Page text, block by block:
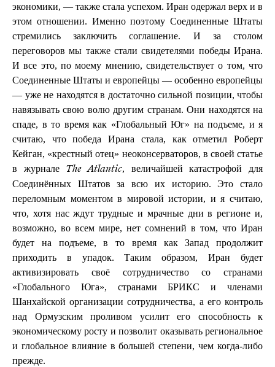
экономики, — также стала успехом. Иран одержал верх и в
этом отношении. Именно поэтому Соединенные Штаты
стремились заключить соглашение. И за столом
переговоров мы также стали свидетелями победы Ирана.
И все это, по моему мнению, свидетельствует о том, что
Соединенные Штаты и европейцы — особенно европейцы
— уже не находятся в достаточно сильной позиции, чтобы
навязывать свою волю другим странам. Они находятся на
спаде, в то время как «Глобальный Юг» на подъеме, и я
считаю, что победа Ирана стала, как отметил Роберт
Кейган, «крестный отец» неоконсерваторов, в своей статье
в журнале The Atlantic, величайшей катастрофой для
Соединённых Штатов за всю их историю. Это стало
переломным моментом в мировой истории, и я считаю,
что, хотя нас ждут трудные и мрачные дни в регионе и,
возможно, во всем мире, нет сомнений в том, что Иран
будет на подъеме, в то время как Запад продолжит
приходить в упадок. Таким образом, Иран будет
активизировать своё сотрудничество со странами
«Глобального Юга», странами БРИКС и членами
Шанхайской организации сотрудничества, а его контроль
над Ормузским проливом усилит его способность к
экономическому росту и позволит оказывать региональное
и глобальное влияние в большей степени, чем когда-либо
прежде.